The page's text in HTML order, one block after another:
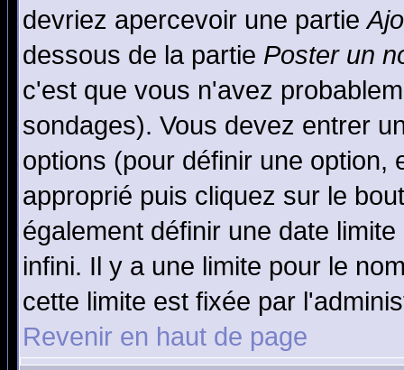
devriez apercevoir une partie
dessous de la partie Poster un
c'est que vous n'avez
sondages). Vous devez entrer
options (pour définir une option,
approprié puis cliquez sur le
également définir une date
infini. Il y a une limite pour le
cette limite est fixée par
Revenir en haut de page